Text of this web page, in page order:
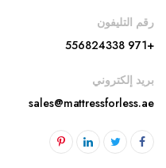
رقم التليفون
+971 556824338
بريد إلكتروني
sales@mattressforless.ae